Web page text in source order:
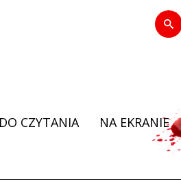
DO CZYTANIA NA EKRANIE